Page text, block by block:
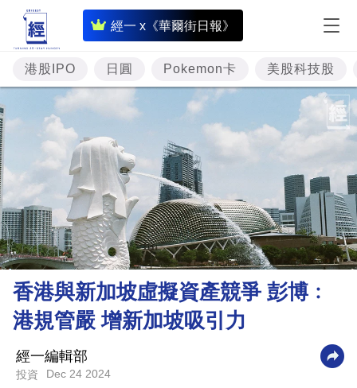
經一 x《華爾街日報》
即
時
財
經
題
投
資
樓
市
理
財
商
科
港股IPO 日圓 Pokemon卡 美股科技股
香港與新加坡虛擬資產競爭 彭博﹕
港規管嚴 增新加坡吸引力
經一編輯部
投資 Dec 24 2024